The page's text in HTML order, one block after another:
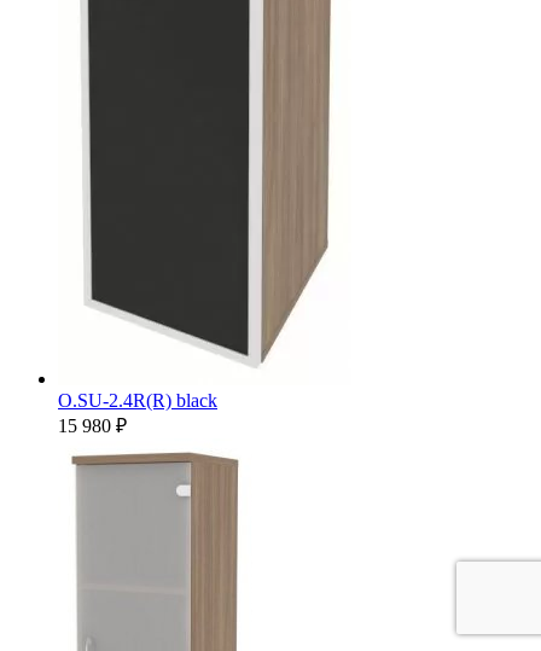
O.SU-2.4R(R) black
15 980 ₽